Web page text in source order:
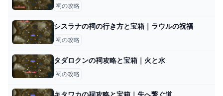
祠の攻略
シスラナの祠の行き方と宝箱｜ラウルの祝福
祠の攻略
タダロクンの祠攻略と宝箱｜火と水
祠の攻略